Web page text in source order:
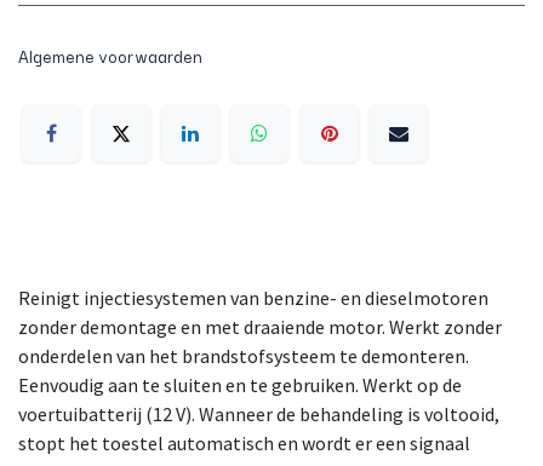
Algemene voorwaarden
Reinigt injectiesystemen van benzine- en dieselmotoren
zonder demontage en met draaiende motor. Werkt zonder
onderdelen van het brandstofsysteem te demonteren.
Eenvoudig aan te sluiten en te gebruiken. Werkt op de
voertuibatterij (12 V). Wanneer de behandeling is voltooid,
stopt het toestel automatisch en wordt er een signaal